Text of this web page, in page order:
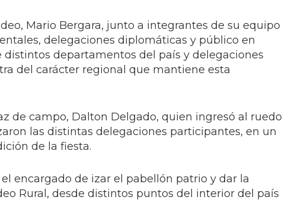
Mario Bergara, junto a integrantes de su equipo
delegaciones diplomáticas y público en
departamentos del país y delegaciones
del carácter regional que mantiene esta
de campo, Dalton Delgado, quien ingresó al ruedo
las distintas delegaciones participantes, en un
de la fiesta.
encargado de izar el pabellón patrio y dar la
Rural, desde distintos puntos del interior del país